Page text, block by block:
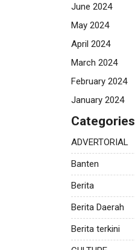
June 2024
May 2024
April 2024
March 2024
February 2024
January 2024
Categories
ADVERTORIAL
Banten
Berita
Berita Daerah
Berita terkini